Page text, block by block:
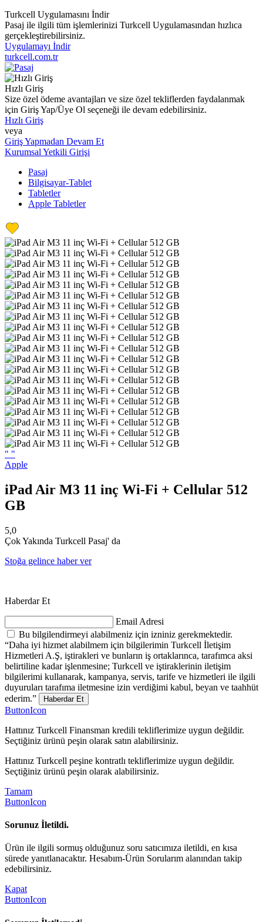
Turkcell Uygulamasını İndir
Pasaj ile ilgili tüm işlemlerinizi Turkcell Uygulamasından hızlıca
gerçekleştirebilirsiniz.
Uygulamayı İndir
turkcell.com.tr
Hızlı Giriş
Size özel ödeme avantajları ve size özel tekliflerden faydalanmak
için Giriş Yap/Üye Ol seçeneği ile devam edebilirsiniz.
Hızlı Giriş
veya
Giriş Yapmadan Devam Et
Kurumsal Yetkili Girişi
Pasaj
Bilgisayar-Tablet
Tabletler
Apple Tabletler
" "
Apple
iPad Air M3 11 inç Wi-Fi + Cellular 512
GB
5,0
Çok Yakında Turkcell Pasaj' da
Stoğa gelince haber ver
Haberdar Et
Email Adresi
Bu bilgilendirmeyi alabilmeniz için izniniz gerekmektedir.
“Daha iyi hizmet alabilmem için bilgilerimin Turkcell İletişim
Hizmetleri A.Ş, iştirakleri ve bunların iş ortaklarınca, tarafımca aksi
belirtiline kadar işlenmesine; Turkcell ve iştiraklerinin iletişim
bilgilerimi kullanarak, kampanya, servis, tarife ve hizmetleri ile ilgili
duyuruları tarafıma iletmesine izin verdiğimi kabul, beyan ve taahhüt
ederim.”
Haberdar Et
ButtonIcon
Hattınız Turkcell Finansman kredili tekliflerimize uygun değildir.
Seçtiğiniz ürünü peşin olarak satın alabilirsiniz.
Hattınız Turkcell peşine kontratlı tekliflerimize uygun değildir.
Seçtiğiniz ürünü peşin olarak alabilirsiniz.
Tamam
ButtonIcon
Sorunuz İletildi.
Ürün ile ilgili sormuş olduğunuz soru satıcımıza iletildi, en kısa
sürede yanıtlanacaktır. Hesabım-Ürün Sorularım alanından takip
edebilirsiniz.
Kapat
ButtonIcon